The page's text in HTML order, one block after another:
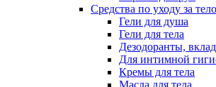
Средства по уходу за
Гели для душа
Гели для тела
Дезодоранты,
Для интимной
Кремы для тела
Масла для тела